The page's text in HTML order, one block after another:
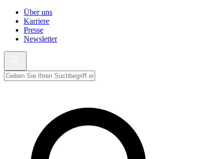
Über uns
Karriere
Presse
Newsletter